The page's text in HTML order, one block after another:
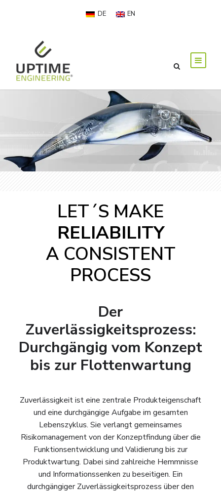
DE EN
LET´S MAKE
RELIABILITY
A CONSISTENT
PROCESS
Der
Zuverlässigkeitsprozess:
Durchgängig vom Konzept
bis zur Flottenwartung
Zuverlässigkeit ist eine zentrale Produkteigenschaft
und eine durchgängige Aufgabe im gesamten
Lebenszyklus. Sie verlangt gemeinsames
Risikomanagement von der Konzeptfindung über die
Funktionsentwicklung und Validierung bis zur
Produktwartung. Dabei sind zahlreiche Hemmnisse
und Informationssenken zu beseitigen. Ein
durchgängiger Zuverlässigkeitsprozess über den